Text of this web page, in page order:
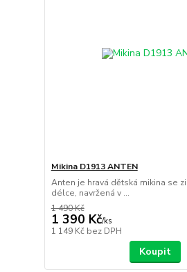
Mikina D1913 ANTEN
Anten je hravá dětská mikina se
délce, navržená v ...
1 490 Kč
1 390 Kč/ks
1 149 Kč bez DPH
Koupit